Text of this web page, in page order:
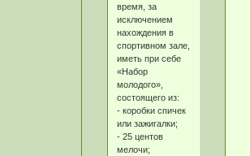
время, за
исключением
нахождения в
спортивном зале,
иметь при себе
«Набор
молодого»,
состоящего из:
- коробки спичек
или зажигалки;
- 25 центов
мелочи;